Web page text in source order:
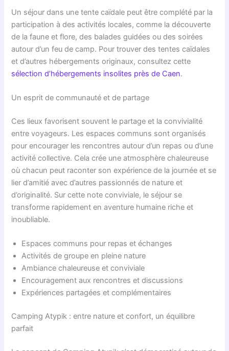
Un séjour dans une tente caïdale peut être complété par la
participation à des activités locales, comme la découverte
de la faune et flore, des balades guidées ou des soirées
autour d’un feu de camp. Pour trouver des tentes caïdales
et d’autres hébergements originaux, consultez cette
sélection d’hébergements insolites près de Caen.
Un esprit de communauté et de partage
Ces lieux favorisent souvent le partage et la convivialité
entre voyageurs. Les espaces communs sont organisés
pour encourager les rencontres autour d’un repas ou d’une
activité collective. Cela crée une atmosphère chaleureuse
où chacun peut raconter son expérience de la journée et se
lier d’amitié avec d’autres passionnés de nature et
d’originalité. Sur cette note conviviale, le séjour se
transforme rapidement en aventure humaine riche et
inoubliable.
Espaces communs pour repas et échanges
Activités de groupe en pleine nature
Ambiance chaleureuse et conviviale
Encouragement aux rencontres et discussions
Expériences partagées et complémentaires
Camping Atypik : entre nature et confort, un équilibre
parfait